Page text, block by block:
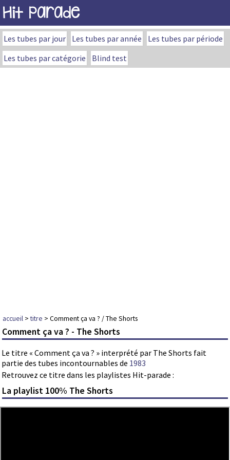
Hit Parade
Les tubes par jour Les tubes par année
Les tubes par période
Les tubes par catégorie
Blind test
accueil >titre > Comment ça va ? / The Shorts
Comment ça va ? - The Shorts
Le titre « Comment ça va ? » interprété par The Shorts fait
partie des tubes incontournables de 1983
Retrouvez ce titre dans les playlistes Hit-parade :
La playlist 100% The Shorts